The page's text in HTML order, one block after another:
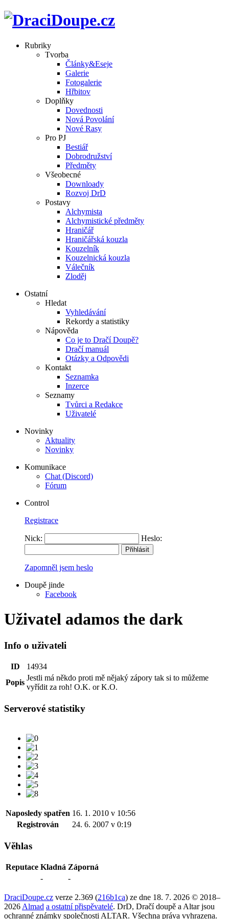
Rubriky
Tvorba
Články&Eseje
Galerie
Fotogalerie
Hřbitov
Doplňky
Dovednosti
Nová Povolání
Nové Rasy
Pro PJ
Bestiář
Dobrodružství
Předměty
Všeobecné
Downloady
Rozvoj DrD
Postavy
Alchymista
Alchymistické předměty
Hraničář
Hraničářská kouzla
Kouzelník
Kouzelnická kouzla
Válečník
Zloděj
Ostatní
Hledat
Vyhledávání
Rekordy a statistiky
Nápověda
Co je to Dračí Doupě?
Dračí manuál
Otázky a Odpovědi
Kontakt
Seznamka
Inzerce
Seznamy
Tvůrci a Redakce
Uživatelé
Novinky
Aktuality
Novinky
Komunikace
Chat (Discord)
Fórum
Control
Registrace
Nick: Heslo:
Zapomněl jsem heslo
Doupě jinde
Facebook
Uživatel adamos the dark
Info o uživateli
ID
14934
Popis
Jestli má někdo proti mě nějaký zápory tak si to můžeme
vyřídit za roh! O.K. or K.O.
Serverové statistiky
Naposledy spatřen 16. 1. 2010 v 10:56
Registrován
24. 6. 2007 v 0:19
Věhlas
Reputace Kladná Záporná
-
-
DraciDoupe.cz verze 2.369 (216b1ca) ze dne 18. 7. 2026 © 2018–
2026 Almad a ostatní přispěvatelé. DrD, Dračí doupě a Altar jsou
ochranné známky společnosti ALTAR. Všechna práva vyhrazena.